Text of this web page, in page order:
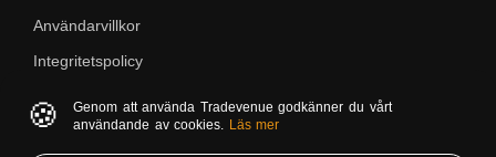
Användarvillkor
Integritetspolicy
Native
🍪
Genom att använda Tradevenue godkänner du vårt
användande av cookies. Läs mer